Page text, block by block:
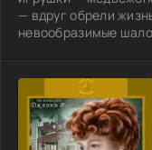
— вдруг обрели
невообразимые
оказывались
такую весёлую
дальше, когда